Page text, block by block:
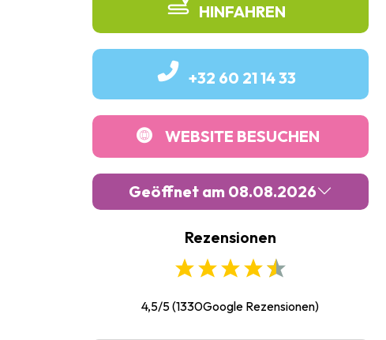
HINFAHREN
+32 60 21 14 33
WEBSITE BESUCHEN
Geöffnet am 08.08.2026
Geschlossen
10:00-19:00
Rezensionen
4,5/5(1330Google Rezensionen)